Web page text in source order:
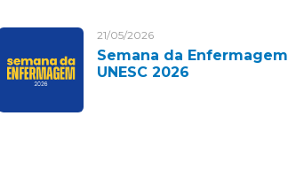
21/05/2026
Semana da Enfermagem
UNESC 2026